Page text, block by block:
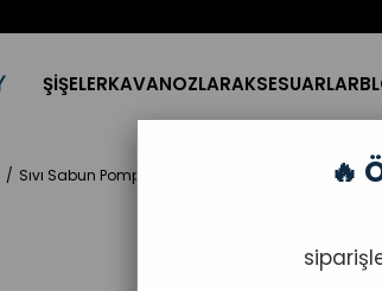
ŞİŞELERKAVANOZLARAKSESUARLAR
Sıvı Sabun Pompası MB-28 KARGA SIVI SABUN
🔥